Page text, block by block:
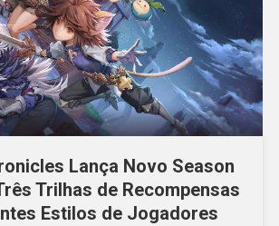
Lança Novo Season
Trilhas de Recompensas
Estilos de Jogadores